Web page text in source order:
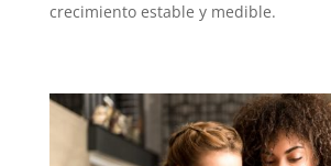
crecimiento estable y medible.